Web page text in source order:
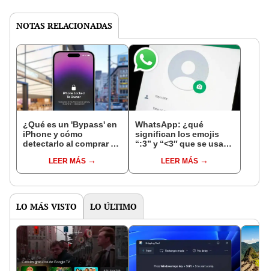
NOTAS RELACIONADAS
¿Qué es un 'Bypass' en
iPhone y cómo
detectarlo al comprar un
LEER MÁS
WhatsApp: ¿qué
significan los emojis
“:3” y “<3″ que se usan
LEER MÁS
LO MÁS VISTO LO ÚLTIMO